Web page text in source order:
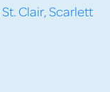
St. Clair, Scarlett